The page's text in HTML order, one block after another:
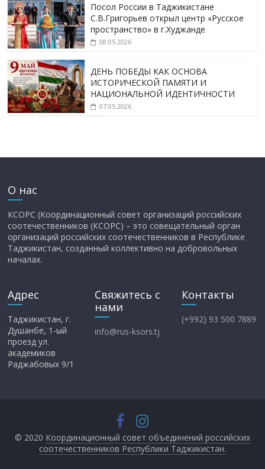
Посол России в Таджикистане
С.В.Григорьев открыл центр «Русское
пространство» в г.Худжанде
08.05.2026
ДЕНЬ ПОБЕДЫ КАК ОСНОВА
ИСТОРИЧЕСКОЙ ПАМЯТИ И
НАЦИОНАЛЬНОЙ ИДЕНТИЧНОСТИ
07.05.2026
О нас
КСОРС (Координационный совет организаций российских
соотечественников (КСОРС) – это совещательный орган
организаций российских соотечественников в Республике
Таджикистан, созданный коллективно на добровольных
началах.
Адрес
Таджикистан, г.
Душанбе, 1-ый
проезд ул.
академиков
Раджабовых 9/1
Свяжитесь с
нами
info@rus-ksors.tj
Контакты
(+992) 93 500 7889
© 2020 Координационный совет объединений российских
соотечественников Республики Таджикистан.